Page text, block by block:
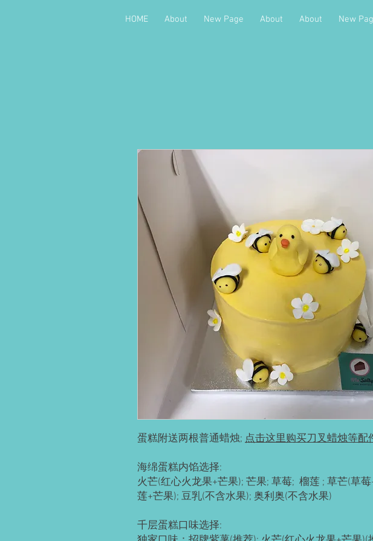
HOME About New Page About About New
蛋糕附送两根普通蜡烛; 点击这里购买刀叉蜡烛等配
海绵蛋糕内馅选择:
火芒(红心火龙果+芒果); 芒果; 草莓; 榴莲 ; 草芒(草
莲+芒果); 豆乳(不含水果); 奥利奥(不含水果)
千层蛋糕口味选择: